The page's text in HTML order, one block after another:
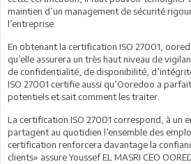
maintien d’un management de sécurité
l’entreprise.
En obtenant la certification ISO 27001,
qu’elle assurera un très haut niveau de
de confidentialité, de disponibilité,
ISO 27001 certifie aussi qu’Ooredoo a
potentiels et sait comment les traiter.
La certification ISO 27001 correspond, à un
partagent au quotidien l’ensemble des
certification renforcera davantage la
clients» assure Youssef EL MASRI CEO